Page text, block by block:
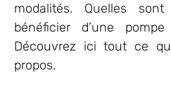
modalités. Quelles
bénéficier d’une
Découvrez ici tout ce
propos.